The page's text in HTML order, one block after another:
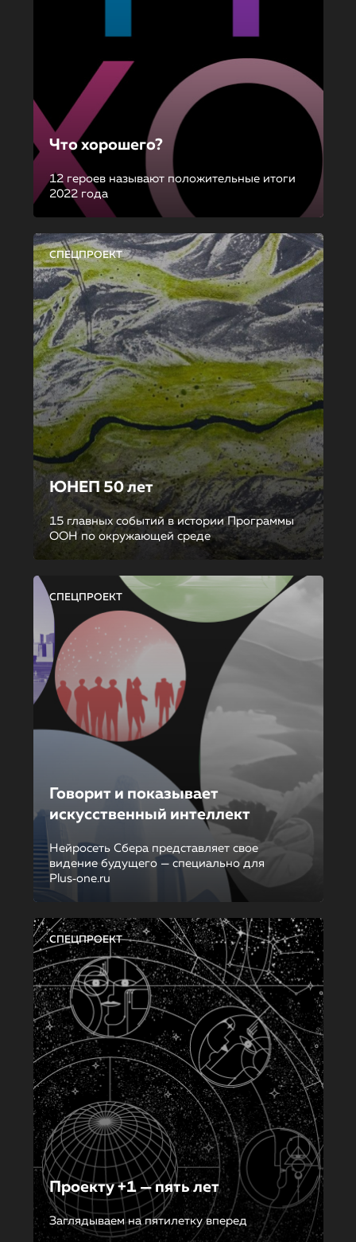
Что хорошего?
12 героев называют положительные итоги
2022 года
СПЕЦПРОЕКТ
ЮНЕП 50 лет
15 главных событий в истории Программы
ООН по окружающей среде
СПЕЦПРОЕКТ
Говорит и показывает
искусственный интеллект
Нейросеть Сбера представляет свое
видение будущего — специально для
Plus‑one.ru
СПЕЦПРОЕКТ
Проекту +1 — пять лет
Заглядываем на пятилетку вперед